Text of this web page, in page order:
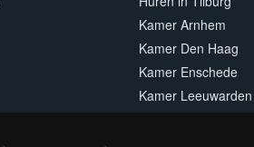
Kamer Arnhem
Kamer Den Haag
Kamer Enschede
Kamer Leeuwarden